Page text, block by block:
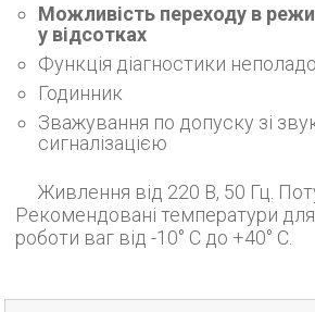
Можливість переходу в
у відсотках
Функція діагностики
Годинник
Зважування по допуску зі
сигналізацією
Живлення від 220 В, 50 Гц. Потужність 10 Вт.
Рекомендовані температури
роботи ваг від -10° С до +40° С.